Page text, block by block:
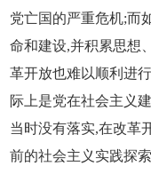
党亡国的严重危机;而
命和建设,并积累思想
革开放也难以顺利进
际上是党在社会主义
当时没有落实,在改革
前的社会主义实践探